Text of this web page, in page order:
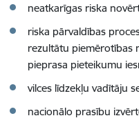
neatkarīgas riska
riska pārvaldības
rezultātu piemērotības
pieprasa pieteikumu
vilces līdzekļu vadītāju
nacionālo prasību